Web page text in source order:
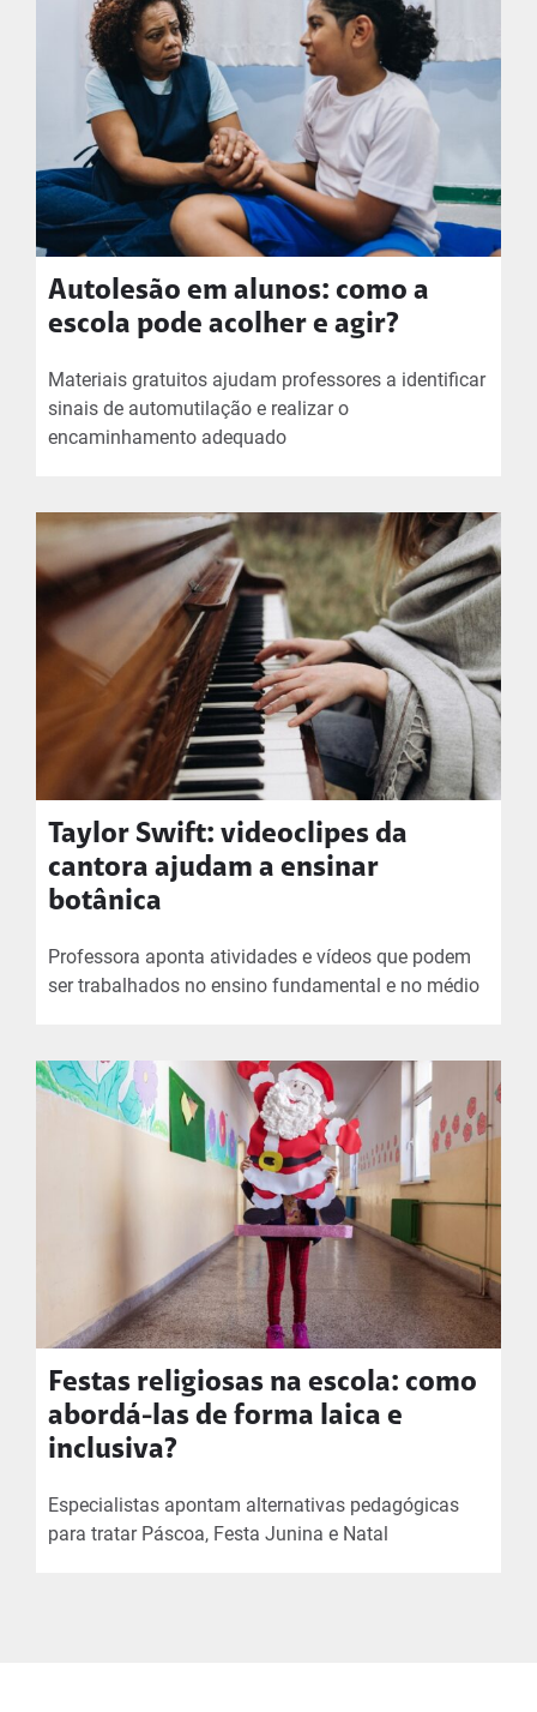
Autolesão em alunos: como a
escola pode acolher e agir?
Materiais gratuitos ajudam professores a identificar
sinais de automutilação e realizar o
encaminhamento adequado
Taylor Swift: videoclipes da
cantora ajudam a ensinar
botânica
Professora aponta atividades e vídeos que podem
ser trabalhados no ensino fundamental e no médio
Festas religiosas na escola: como
abordá-las de forma laica e
inclusiva?
Especialistas apontam alternativas pedagógicas
para tratar Páscoa, Festa Junina e Natal